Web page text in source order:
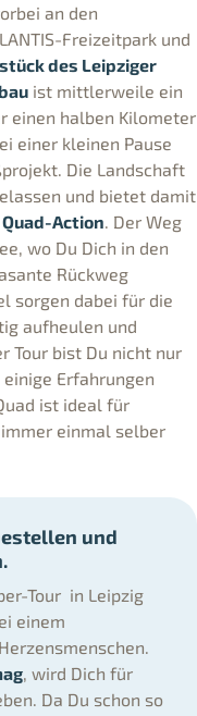
an den
Freizeitpark und
des Leipziger
ist mittlerweile ein
einen halben Kilometer
einer kleinen Pause
Die Landschaft
und bietet damit
Quad-Action. Der Weg
wo Du Dich in den
Rückweg
sorgen dabei für die
aufheulen und
Tour bist Du nicht nur
Erfahrungen
ist ideal für
einmal selber
und
Tour in Leipzig
einem
, wird Dich für
Da Du schon so